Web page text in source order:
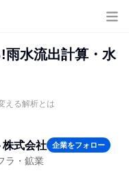
雨水流出計算・水
える解析とは
株式会社 企業をフォロー
ラ・鉱業